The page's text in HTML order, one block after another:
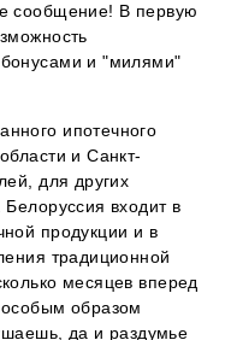
сообщение! В первую
бонусами и "милями"
ипотечного
и Санкт-
для других
входит в
продукции и в
традиционной
месяцев вперед
образом
да и раздумье